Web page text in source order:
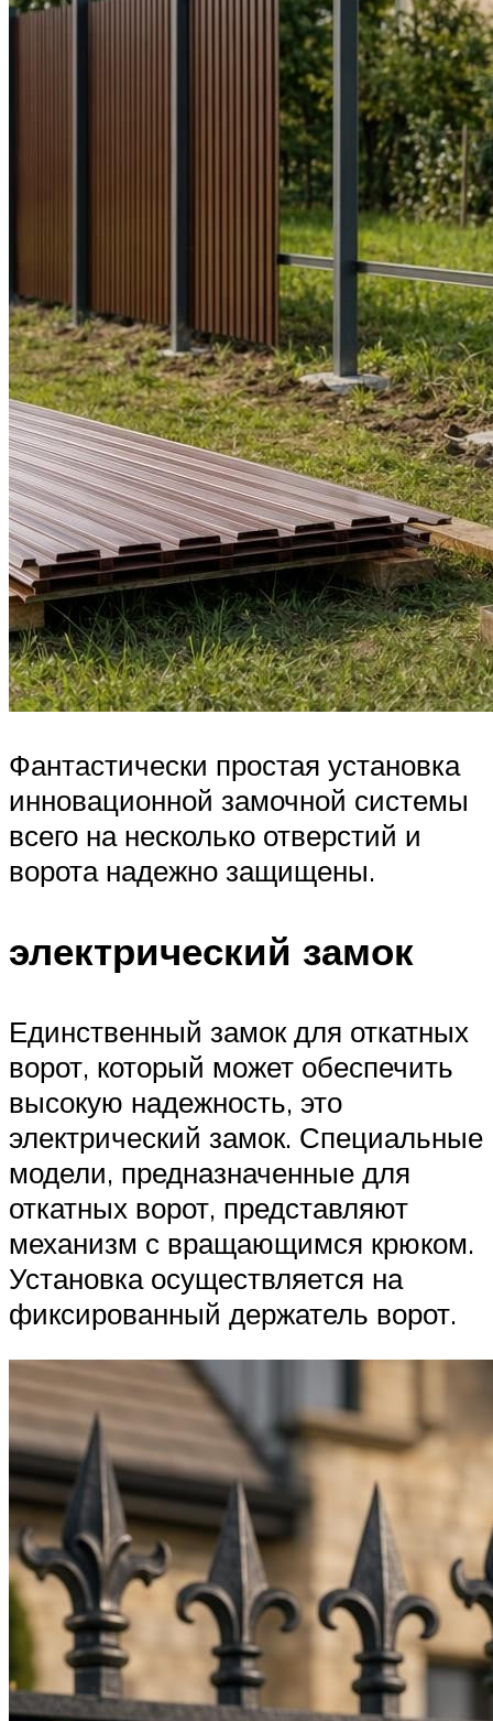
Фантастически простая установка
инновационной замочной системы
всего на несколько отверстий и
ворота надежно защищены.
электрический замок
Единственный замок для откатных
ворот, который может обеспечить
высокую надежность, это
электрический замок. Специальные
модели, предназначенные для
откатных ворот, представляют
механизм с вращающимся крюком.
Установка осуществляется на
фиксированный держатель ворот.